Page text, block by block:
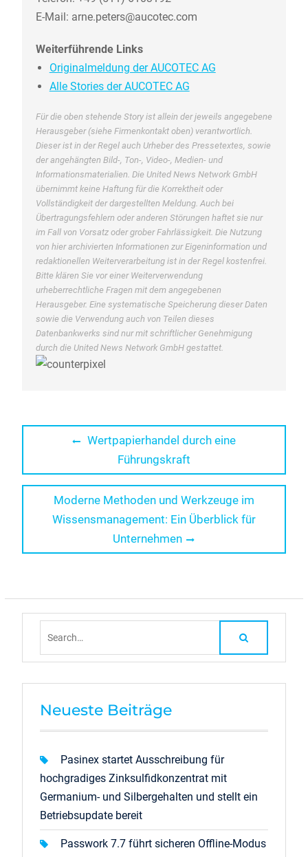
E-Mail: arne.peters@aucotec.com
Weiterführende Links
Originalmeldung der AUCOTEC AG
Alle Stories der AUCOTEC AG
Für die oben stehende Story ist allein der jeweils angegebene
Herausgeber (siehe Firmenkontakt oben) verantwortlich.
Dieser ist in der Regel auch Urheber des Pressetextes, sowie
der angehängten Bild-, Ton-, Video-, Medien- und
Informationsmaterialien. Die United News Network GmbH
übernimmt keine Haftung für die Korrektheit oder
Vollständigkeit der dargestellten Meldung. Auch bei
Übertragungsfehlern oder anderen Störungen haftet sie nur
im Fall von Vorsatz oder grober Fahrlässigkeit. Die Nutzung
von hier archivierten Informationen zur Eigeninformation und
redaktionellen Weiterverarbeitung ist in der Regel kostenfrei.
Bitte klären Sie vor einer Weiterverwendung
urheberrechtliche Fragen mit dem angegebenen
Herausgeber. Eine systematische Speicherung dieser Daten
sowie die Verwendung auch von Teilen dieses
Datenbankwerks sind nur mit schriftlicher Genehmigung
durch die United News Network GmbH gestattet.
Beitragsnavigation
Previous
Wertpapierhandel durch eine
Führungskraft
Next
post:
Moderne Methoden und Werkzeuge im
Wissensmanagement: Ein Überblick für
Unternehmen
Neueste Beiträge
Pasinex startet Ausschreibung für
hochgradiges Zinksulfidkonzentrat mit
Germanium- und Silbergehalten und stellt ein
Betriebsupdate bereit
Passwork 7.7 führt sicheren Offline-Modus